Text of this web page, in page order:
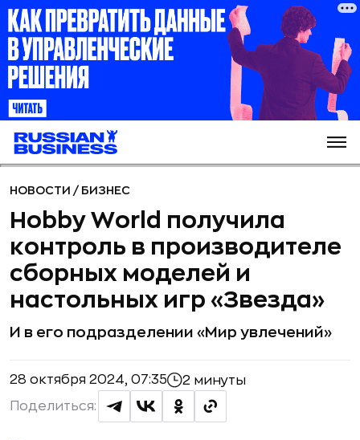
НОВОСТИ / БИЗНЕС
Hobby World получила
контроль в производителе
сборных моделей и
настольных игр «Звезда»
И в его подразделении «Мир увлечений»
28 октября 2024, 07:35 2 минуты
Поделиться: